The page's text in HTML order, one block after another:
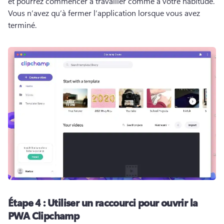
Vous n’avez qu’à fermer l’application lorsque vous avez
terminé.
Étape 4 : Utiliser un raccourci pour ouvrir la
PWA Clipchamp